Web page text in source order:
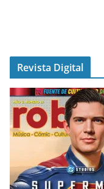
Revista Digital